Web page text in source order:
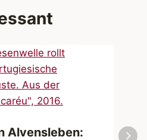
Alvensleben: